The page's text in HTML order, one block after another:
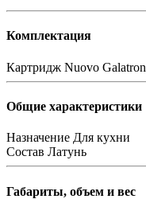
Комплектация
Картридж Nuovo Galatron
Общие характеристики
Назначение Для кухни
Состав Латунь
Габариты, объем и вес